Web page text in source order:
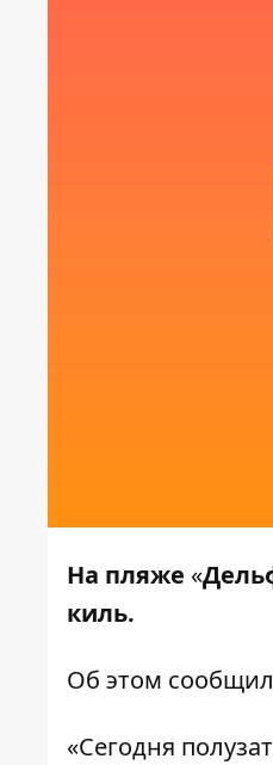
На пляже «
киль.
Об этом сообщил
«Сегодня